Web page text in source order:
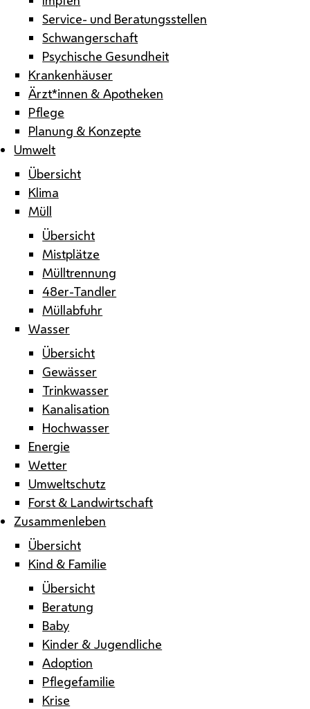
Service- und Beratungsstellen
Schwangerschaft
Psychische Gesundheit
Krankenhäuser
Ärzt*innen & Apotheken
Pflege
Planung & Konzepte
Umwelt
Übersicht
Klima
Müll
Übersicht
Mistplätze
Mülltrennung
48er-Tandler
Müllabfuhr
Wasser
Übersicht
Gewässer
Trinkwasser
Kanalisation
Hochwasser
Energie
Wetter
Umweltschutz
Forst & Landwirtschaft
Zusammenleben
Übersicht
Kind & Familie
Übersicht
Beratung
Baby
Kinder & Jugendliche
Adoption
Pflegefamilie
Krise